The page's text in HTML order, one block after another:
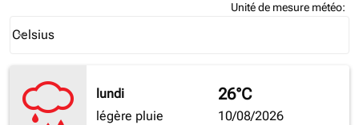
Unité de mesure météo:
Celsius
keyboard_arrow_down
lundi
légère pluie
26°C
10/08/2026